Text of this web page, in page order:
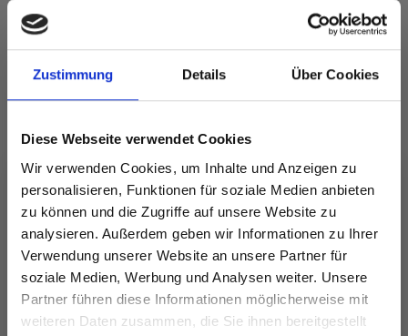
Zustimmung Details Über Cookies
Diese Webseite verwendet Cookies
Wir verwenden Cookies, um Inhalte und Anzeigen zu
personalisieren, Funktionen für soziale Medien anbieten
zu können und die Zugriffe auf unsere Website zu
analysieren. Außerdem geben wir Informationen zu Ihrer
Verwendung unserer Website an unsere Partner für
soziale Medien, Werbung und Analysen weiter. Unsere
Partner führen diese Informationen möglicherweise mit
weiteren Daten zusammen, die Sie ihnen bereitgestellt
EUR 2.60
Alle Optionen
ansehen
MERINO BLISS 115
EUR 5.90
ansehen
ANDERE HABEN SICH AUCH ANGESEHEN
Spare bis zu 50%